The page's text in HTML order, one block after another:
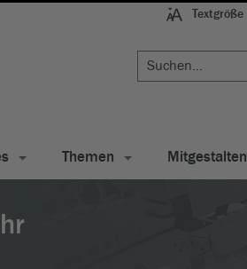
Textgröße
Themen Mitgestalten